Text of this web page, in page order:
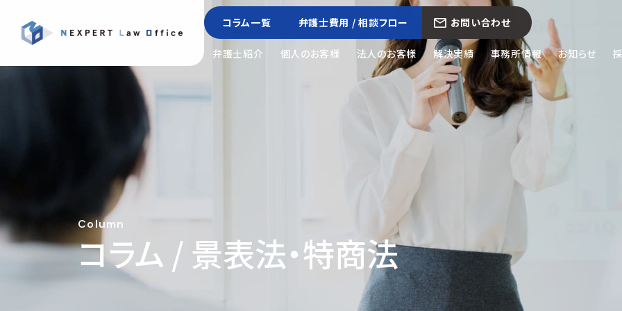
コラム一覧 弁護士費用 / 相談フロー お問い合わせ
弁護士紹介 個人のお客様 法人のお客様 解決実績 事務所情報 お知らせ
Column
コラム / 景表法・特商法